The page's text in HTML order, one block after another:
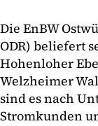
Die EnBW
ODR) beliefert
Hohenloher
Welzheimer
sind es nach
Stromkunden